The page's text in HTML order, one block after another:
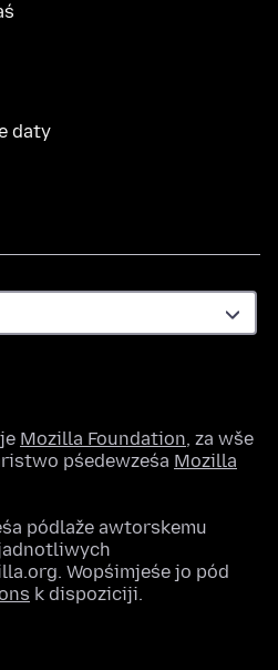
daty
Mozilla Foundation, za wše
pśedewześa Mozilla
pódlaže awtorskemu
Wopśimjeśe jo pód
k dispoziciji.